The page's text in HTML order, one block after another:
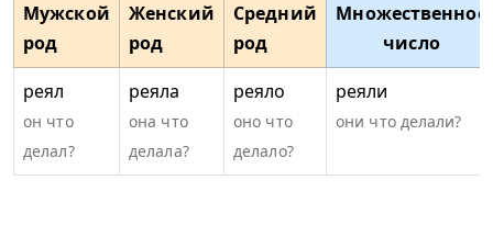
Множественное
число
Мужской
род
Женский
род
Средний
род
реял
он что
делал?
реяла
она что
делала?
реяло
оно что
делало?
реяли
они что делали?